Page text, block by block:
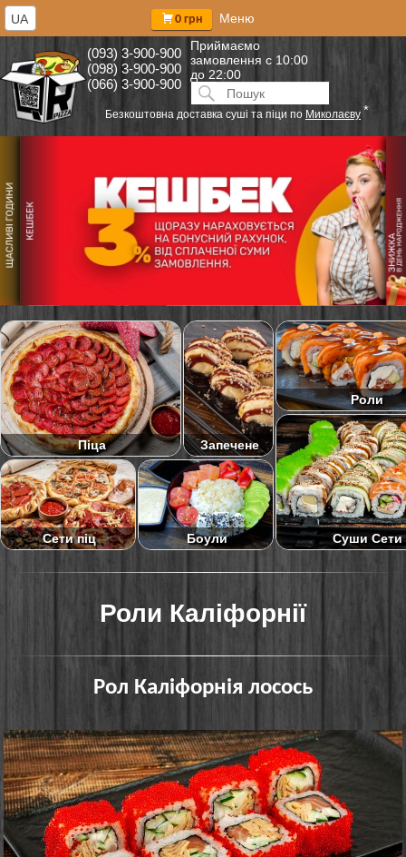
(093) 3-900-900
(098) 3-900-900
(066) 3-900-900
Приймаємо
замовлення с 10:00
до 22:00
Искать:ПОИСК
0 грн Меню
Безкоштовна доставка суші та піци по Миколаєву *
UA
Піца Запечене
Роли
Сети піц Боули Суши Сети
Роли Каліфорнії
Рол Каліфорнія лосось